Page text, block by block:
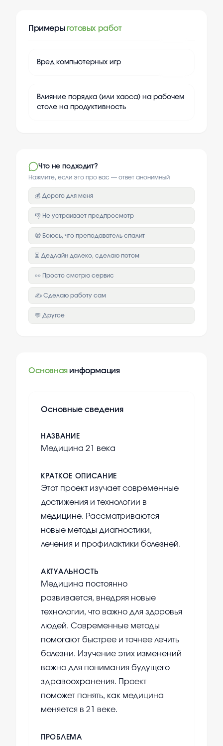
Примеры готовых работ
Вред компьютерных игр
Влияние порядка (или хаоса) на рабочем
столе на продуктивность
Что не подходит?
Нажмите, если это про вас — ответ анонимный
💰 Дорого для меня
👎 Не устраивает предпросмотр
🫣 Боюсь, что преподаватель спалит
⏳ Дедлайн далеко, сделаю потом
👀 Просто смотрю сервис
✍️ Сделаю работу сам
💬 Другое
Основная информация
Основные сведения
НАЗВАНИЕ
Медицина 21 века
КРАТКОЕ ОПИСАНИЕ
Этот проект изучает современные
достижения и технологии в
медицине. Рассматриваются
новые методы диагностики,
лечения и профилактики болезней.
АКТУАЛЬНОСТЬ
Медицина постоянно
развивается, внедряя новые
технологии, что важно для здоровья
людей. Современные методы
помогают быстрее и точнее лечить
болезни. Изучение этих изменений
важно для понимания будущего
здравоохранения. Проект
поможет понять, как медицина
меняется в 21 веке.
ПРОБЛЕМА